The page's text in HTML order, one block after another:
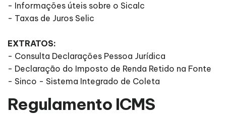
- Informações úteis sobre o Sicalc
- Taxas de Juros Selic
EXTRATOS:
- Consulta Declarações Pessoa Jurídica
- Declaração do Imposto de Renda Retido na Fonte
- Sinco - Sistema Integrado de Coleta
Regulamento ICMS